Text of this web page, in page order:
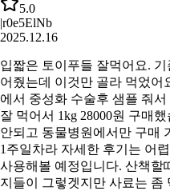
5.0
|r0e5ElNb
2025.12.16
입짧은 토이푸들 잘먹어요.
어줬는데 이것만 골라 먹었어
에서 중성화 수술후 샘플 줘
잘 먹어서 1kg 28000원 구매
안되고 동물병원에서만 구매
1주일차라 자세한 후기는 어
사용해볼 예정입니다. 산책할
지들이 그렇겟지만 사료는 좀